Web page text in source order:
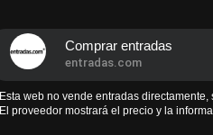
Comprar entradas
entradas.com
Esta web no vende entradas
El proveedor mostrará el precio y la